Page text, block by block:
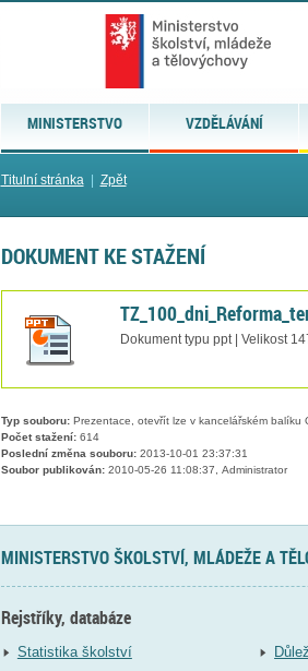
MINISTERSTVO VZDĚLÁVÁNÍ
Titulní stránka| Zpět
DOKUMENT KE STAŽENÍ
Dokument typu ppt | Velikost
Typ souboru:Prezentace, otevřít lze v kancelářském balíku
Počet stažení:614
Poslední změna souboru:2013-10-01 23:37:31
Soubor publikován:2010-05-26 11:08:37, Administrator
MINISTERSTVO ŠKOLSTVÍ, MLÁDEŽE A
Rejstříky, databáze
Statistika školství